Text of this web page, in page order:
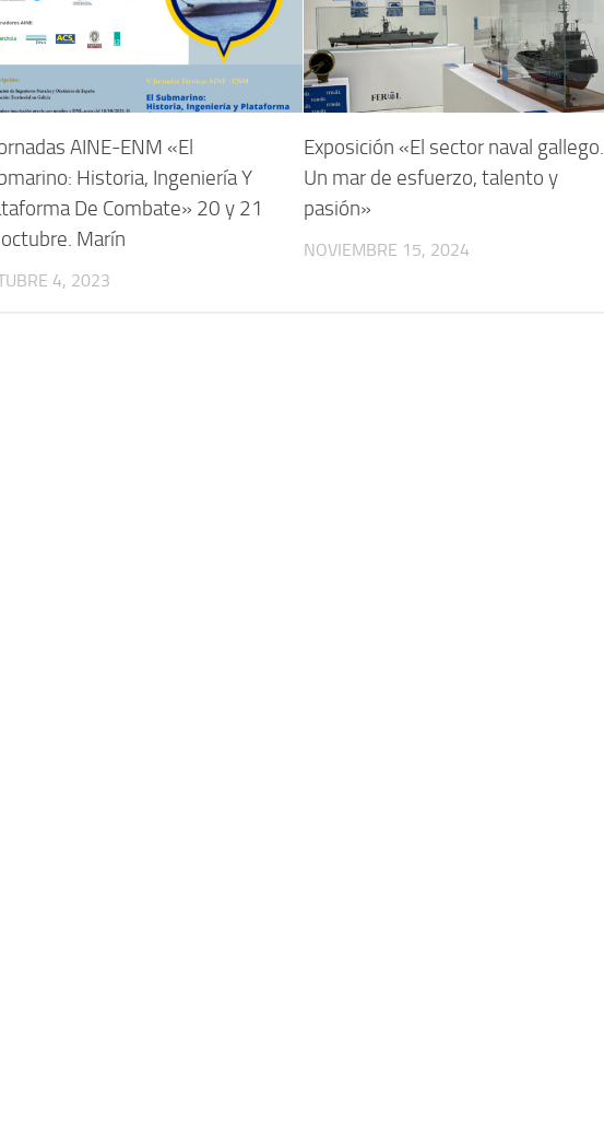
AINE-ENM «El
Historia, Ingeniería Y
De Combate» 20 y 21
Marín
4, 2023
Exposición «El sector naval gallego.
Un mar de esfuerzo, talento y
pasión»
NOVIEMBRE 15, 2024